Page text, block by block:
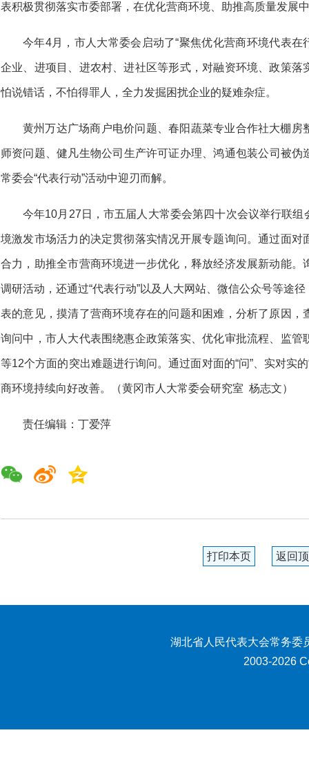
表积极贯彻落实市委部署，在优化营商环境、助推高质量发展
今年4月，市人大常委会启动了“聚焦优化营商环境代表
企业、进项目、进农村、进社区等形式，对融资环境、政策
怕说错话，不怕得罪人，全力发掘困扰企业的疑难杂症。
黄州万达广场商户电价问题、春阳蔬菜专业合作社大棚
师资问题、健凡生物公司生产许可证办理、鸿通包装公司被
常委会“代表行动”活动中迎刃而解。
今年10月27日，市五届人大常委会第四十次会议举行联
境激发市场活力的决定贯彻落实情况开展专题询问。通过面
合力，助推全市营商环境进一步优化，释放经济发展新动能
调研活动，还通过“代表行动”以及人大网站、微信公众号等途
表的意见，摸清了营商环境存在的问题和困难，分析了原因
询问中，市人大代表围绕惠企政策落实、优化审批流程、监
等12个方面的突出难题进行询问。通过面对面的“问”、实对实
商环境持续向好改善。（黄冈市人大常委会研究室 杨志文）
责任编辑：丁爱萍
打印本页 返回
湖北省人民代表大会常务委
2003-2026